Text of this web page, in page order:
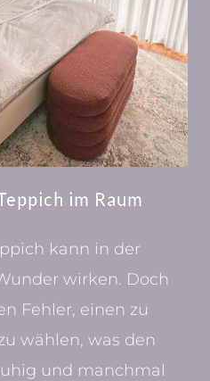
im Raum
kann in der
wirken. Doch
Fehler, einen zu
wählen, was den
und manchmal